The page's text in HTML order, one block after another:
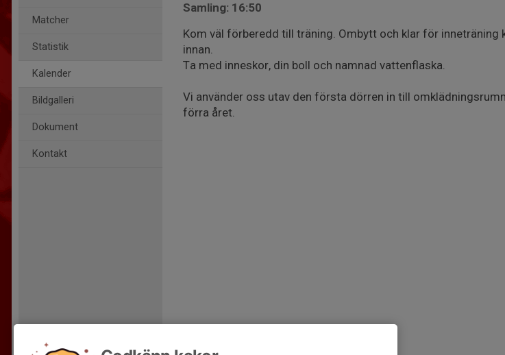
Matcher
Statistik
Kalender
Bildgalleri
Dokument
Kontakt
Samling: 16:50
Kom väl förberedd till träning. Ombytt och klar för inneträning
innan.
Ta med inneskor, din boll och namnad vattenflaska.
Vi använder oss utav den första dörren in till
förra året.